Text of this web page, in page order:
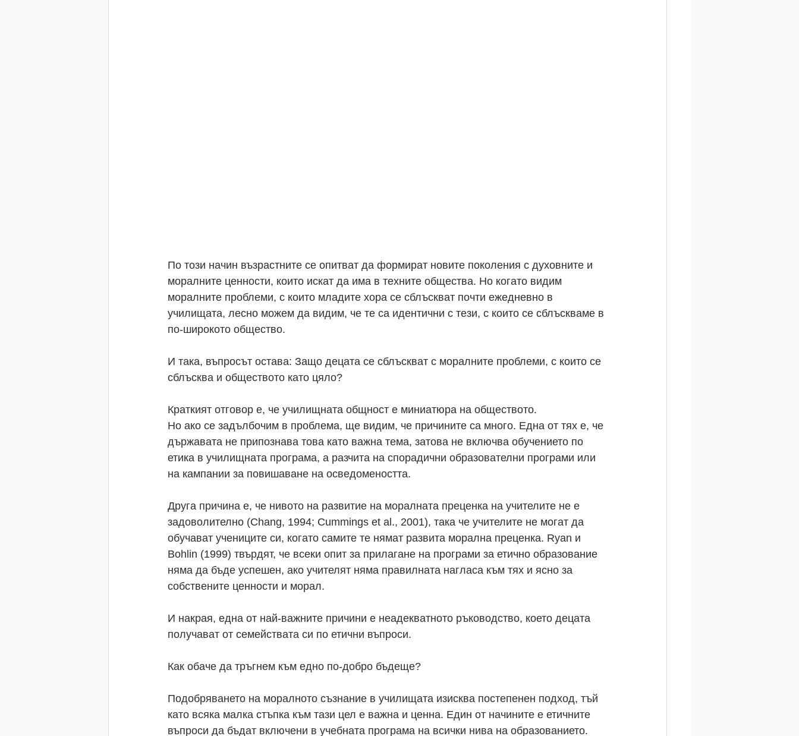
По този начин възрастните се опитват да формират новите поколения с духовните и
моралните ценности, които искат да има в техните общества. Но когато видим
моралните проблеми, с които младите хора се сблъскват почти ежедневно в
училищата, лесно можем да видим, че те са идентични с тези, с които се сблъскваме в
по-широкото общество.
И така, въпросът остава: Защо децата се сблъскват с моралните проблеми, с които се
сблъсква и обществото като цяло?
Краткият отговор е, че училищната общност е миниатюра на обществото.
Но ако се задълбочим в проблема, ще видим, че причините са много. Една от тях е, че
държавата не припознава това като важна тема, затова не включва обучението по
етика в училищната програма, а разчита на спорадични образователни програми или
на кампании за повишаване на осведомеността.
Друга причина е, че нивото на развитие на моралната преценка на учителите не е
задоволително (Chang, 1994; Cummings et al., 2001), така че учителите не могат да
обучават учениците си, когато самите те нямат развита морална преценка. Ryan и
Bohlin (1999) твърдят, че всеки опит за прилагане на програми за етично образование
няма да бъде успешен, ако учителят няма правилната нагласа към тях и ясно за
собствените ценности и морал.
И накрая, една от най-важните причини е неадекватното ръководство, което децата
получават от семействата си по етични въпроси.
Как обаче да тръгнем към едно по-добро бъдеще?
Подобряването на моралното съзнание в училищата изисква постепенен подход, тъй
като всяка малка стъпка към тази цел е важна и ценна. Един от начините е етичните
въпроси да бъдат включени в учебната програма на всички нива на образованието.